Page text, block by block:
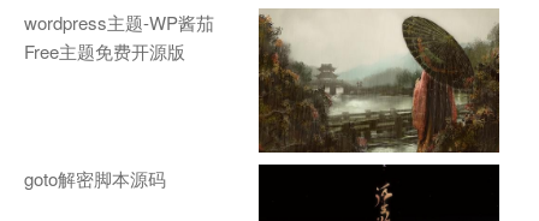
wordpress主题-WP酱茄
Free主题免费开源版
goto解密脚本源码